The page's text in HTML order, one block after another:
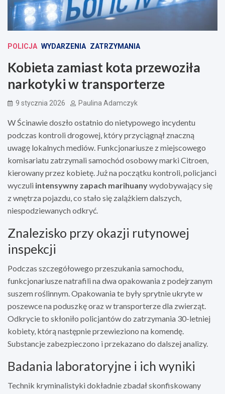
POLICJA WYDARZENIA ZATRZYMANIA
Kobieta zamiast kota przewoziła
narkotyki w transporterze
9 stycznia 2026 Paulina Adamczyk
W Ścinawie doszło ostatnio do nietypowego incydentu
podczas kontroli drogowej, który przyciągnął znaczną
uwagę lokalnych mediów. Funkcjonariusze z miejscowego
komisariatu zatrzymali samochód osobowy marki Citroen,
kierowany przez kobietę. Już na początku kontroli, policjanci
wyczuli intensywny zapach marihuanywydobywający się
z wnętrza pojazdu, co stało się zalążkiem dalszych,
niespodziewanych odkryć.
Znalezisko przy okazji rutynowej
inspekcji
Podczas szczegółowego przeszukania samochodu,
funkcjonariusze natrafili na dwa opakowania z podejrzanym
suszem roślinnym. Opakowania te były sprytnie ukryte w
poszewce na poduszkę oraz w transporterze dla zwierząt.
Odkrycie to skłoniło policjantów do zatrzymania 30-letniej
kobiety, którą następnie przewieziono na komendę.
Substancje zabezpieczono i przekazano do dalszej analizy.
Badania laboratoryjne i ich wyniki
Technik kryminalistyki dokładnie zbadał skonfiskowany